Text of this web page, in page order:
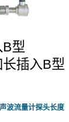
入B型
波流量计探头长度